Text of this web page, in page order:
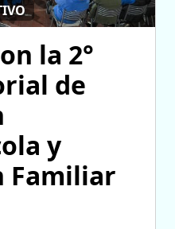
la 2°
de
y
Familiar